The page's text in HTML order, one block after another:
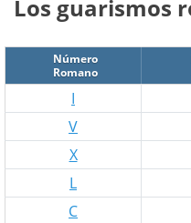
Los guarismos
Número
Romano
I
V
X
L
C